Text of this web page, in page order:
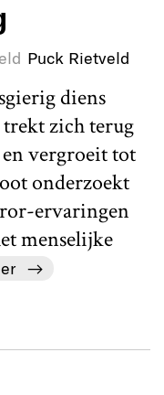
Puck Rietveld
diens
trekt zich terug
vergroeit tot
onderzoekt
ervaringen
menselijke